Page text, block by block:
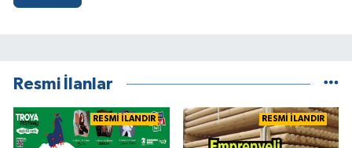
Resmi İlanlar
RESMİ İLANDIR RESMİ İLANDIR